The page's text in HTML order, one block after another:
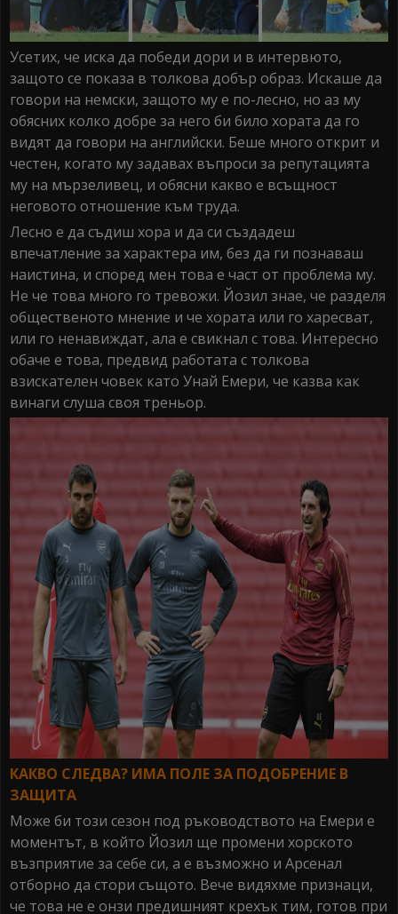
Усетих, че иска да победи дори и в интервюто,
защото се показа в толкова добър образ. Искаше да
говори на немски, защото му е по-лесно, но аз му
обясних колко добре за него би било хората да го
видят да говори на английски. Беше много открит и
честен, когато му задавах въпроси за репутацията
му на мързеливец, и обясни какво е всъщност
неговото отношение към труда.
Лесно е да съдиш хора и да си създадеш
впечатление за характера им, без да ги познаваш
наистина, и според мен това е част от проблема му.
Не че това много го тревожи. Йозил знае, че разделя
общественото мнение и че хората или го харесват,
или го ненавиждат, ала е свикнал с това. Интересно
обаче е това, предвид работата с толкова
взискателен човек като Унай Емери, че казва как
винаги слуша своя треньор.
КАКВО СЛЕДВА? ИМА ПОЛЕ ЗА ПОДОБРЕНИЕ В
ЗАЩИТА
Може би този сезон под ръководството на Емери е
моментът, в който Йозил ще промени хорското
възприятие за себе си, а е възможно и Арсенал
отборно да стори същото. Вече видяхме признаци,
че това не е онзи предишният крехък тим, готов при